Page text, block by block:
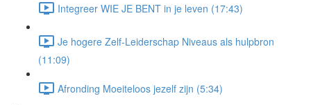
Integreer WIE JE BENT in je leven (17:43)
Je hogere Zelf-Leiderschap Niveaus als hulpbron
(11:09)
Afronding Moeiteloos jezelf zijn (5:34)